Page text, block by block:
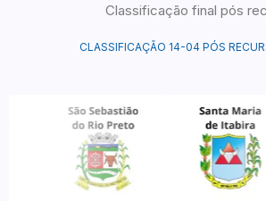
Classificação final pós
CLASSIFICAÇÃO 14-04 PÓS